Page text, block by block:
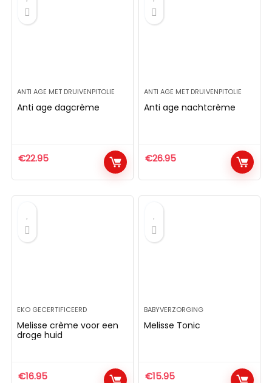
ANTI AGE MET DRUIVENPITOLIE
Anti age dagcrème
€22.95
ANTI AGE MET DRUIVENPITOLIE
Anti age nachtcrème
€26.95
EKO GECERTIFICEERD
Melisse crème voor een
droge huid
€16.95
BABYVERZORGING
Melisse Tonic
€15.95